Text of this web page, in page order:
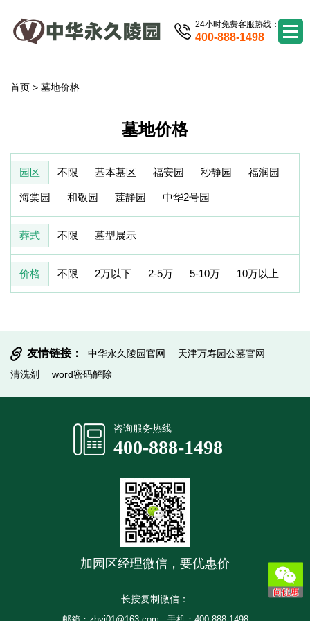
24小时免费客服热线：
400-888-1498
首页 > 墓地价格
墓地价格
园区 不限 基本墓区 福安园 秒静园 福润园
海棠园 和敬园 莲静园 中华2号园
葬式 不限 墓型展示
价格 不限 2万以下 2-5万 5-10万 10万以上
友情链接： 中华永久陵园官网
天津万寿园公墓官网
清洗剂
word密码解除
咨询服务热线
400-888-1498
加园区经理微信，要优惠价
长按复制微信：
提交信息